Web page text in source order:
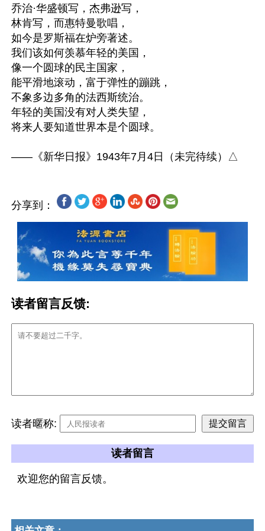
乔治·华盛顿写，杰弗逊写，
林肯写，而惠特曼歌唱，
如今是罗斯福在炉旁著述。
我们该如何羡慕年轻的美国，
像一个圆球的民主国家，
能平滑地滚动，富于弹性的蹦跳，
不象多边多角的法西斯统治。
年轻的美国没有对人类失望，
将来人要知道世界本是个圆球。
分享到：
读者留言反馈:
读者暱称:
读者留言
欢迎您的留言反馈。